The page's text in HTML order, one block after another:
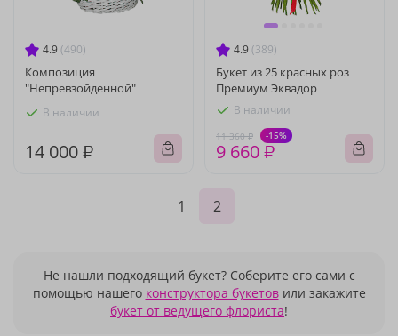
4.9 (490)
Композиция
"Непревзойденной"
В наличии
14 000 ₽
4.9 (389)
Букет из 25 красных роз
Премиум Эквадор
В наличии
11 360 ₽ -15%
9 660 ₽
1 2
Не нашли подходящий букет? Соберите его сами с
помощью нашего конструктора букетовили закажите
букет от ведущего флориста!